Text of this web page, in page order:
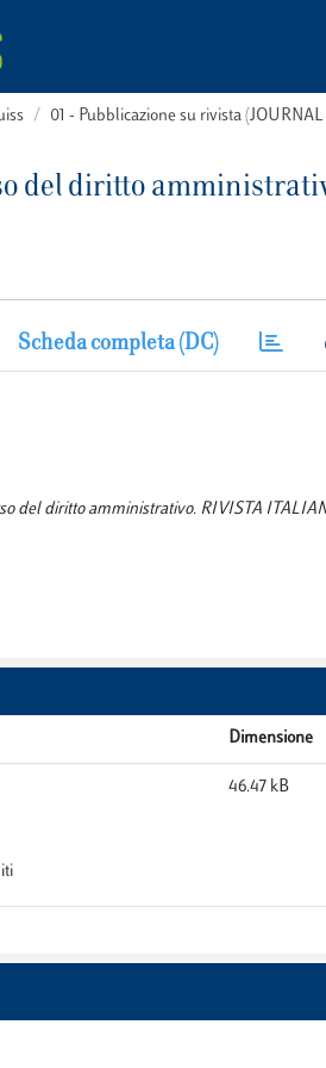
01 - Pubblicazione su rivista
del diritto
Scheda completa (DC)
del diritto amministrativo. RIVISTA
Dimensione
46.47 kB